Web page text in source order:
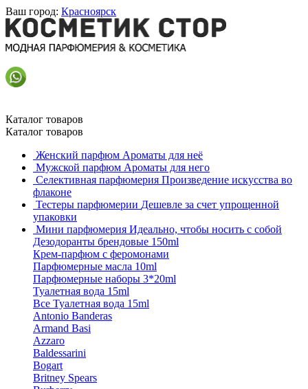
Ваш город: Красноярск
Каталог товаров
Каталог товаров
Женский парфюм Ароматы для неё
Мужской парфюм Ароматы для него
Селективная парфюмерия Произведение искусства во
флаконе
Тестеры парфюмерии Дешевле за счет упрощенной
упаковки
Мини парфюмерия Идеально, чтобы носить с собой
Дезодоранты брендовые 150ml
Крем-парфюм с феромонами
Парфюмерные масла 10ml
Парфюмерные наборы 3*20ml
Туалетная вода 15ml
Все Туалетная вода 15ml
Antonio Banderas
Armand Basi
Azzaro
Baldessarini
Bogart
Britney Spears